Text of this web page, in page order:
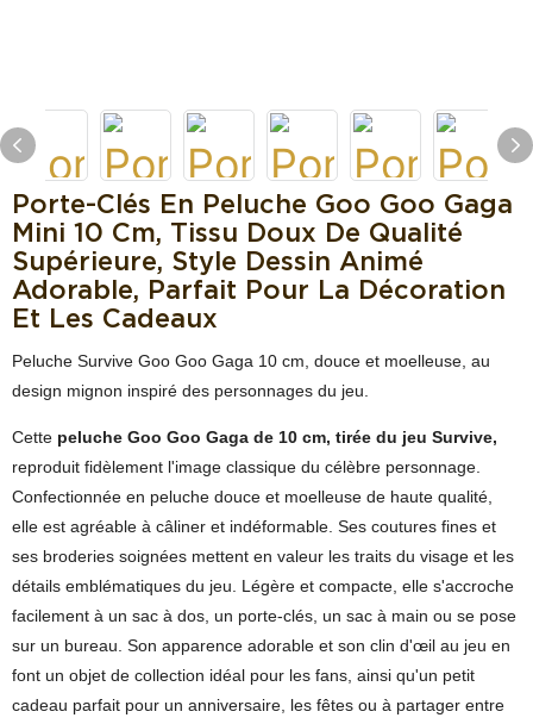
Porte-Clés En Peluche Goo Goo Gaga
Mini 10 Cm, Tissu Doux De Qualité
Supérieure, Style Dessin Animé
Adorable, Parfait Pour La Décoration
Et Les Cadeaux
Peluche Survive Goo Goo Gaga 10 cm, douce et moelleuse, au
design mignon inspiré des personnages du jeu.
Cette peluche Goo Goo Gaga de 10 cm, tirée du jeu Survive,
reproduit fidèlement l'image classique du célèbre personnage.
Confectionnée en peluche douce et moelleuse de haute qualité,
elle est agréable à câliner et indéformable. Ses coutures fines et
ses broderies soignées mettent en valeur les traits du visage et les
détails emblématiques du jeu. Légère et compacte, elle s'accroche
facilement à un sac à dos, un porte-clés, un sac à main ou se pose
sur un bureau. Son apparence adorable et son clin d'œil au jeu en
font un objet de collection idéal pour les fans, ainsi qu'un petit
cadeau parfait pour un anniversaire, les fêtes ou à partager entre